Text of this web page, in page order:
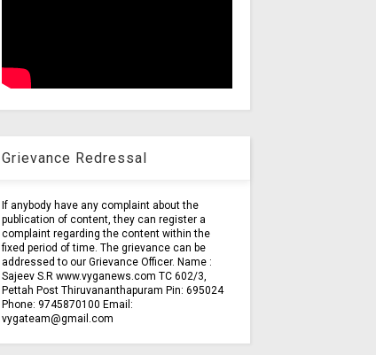
Grievance Redressal
If anybody have any complaint about the
publication of content, they can register a
complaint regarding the content within the
fixed period of time. The grievance can be
addressed to our Grievance Officer. Name :
Sajeev S.R www.vyganews.com TC 602/3,
Pettah Post Thiruvananthapuram Pin: 695024
Phone: 9745870100 Email:
vygateam@gmail.com